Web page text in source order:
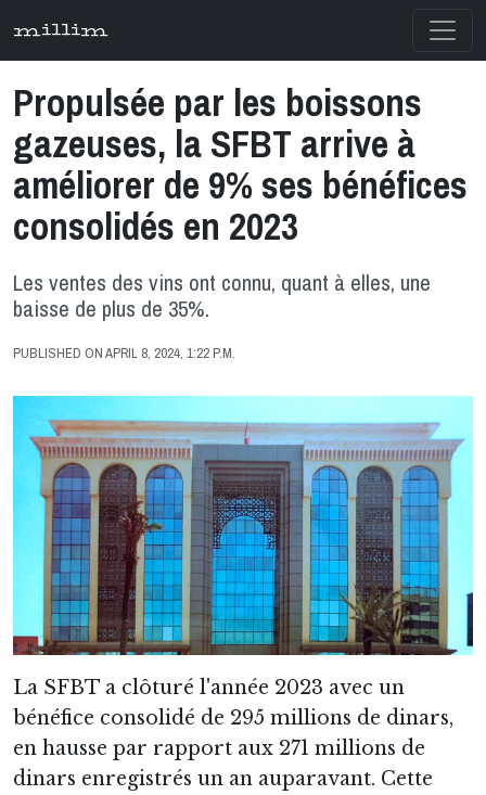
millim
Propulsée par les boissons
gazeuses, la SFBT arrive à
améliorer de 9% ses bénéfices
consolidés en 2023
Les ventes des vins ont connu, quant à elles, une
baisse de plus de 35%.
PUBLISHED ON APRIL 8, 2024, 1:22 P.M.
La SFBT a clôturé l'année 2023 avec un
bénéfice consolidé de 295 millions de dinars,
en hausse par rapport aux 271 millions de
dinars enregistrés un an auparavant. Cette